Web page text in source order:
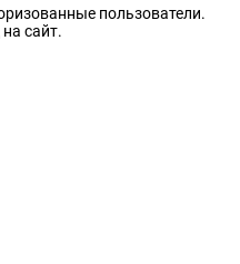
пользователи.
сайт.